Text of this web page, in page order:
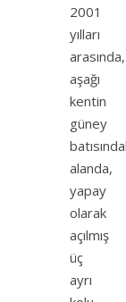
2001
yılları
arasında,
aşağı
kentin
güney
alanda,
yapay
olarak
açılmış
üç
ayrı